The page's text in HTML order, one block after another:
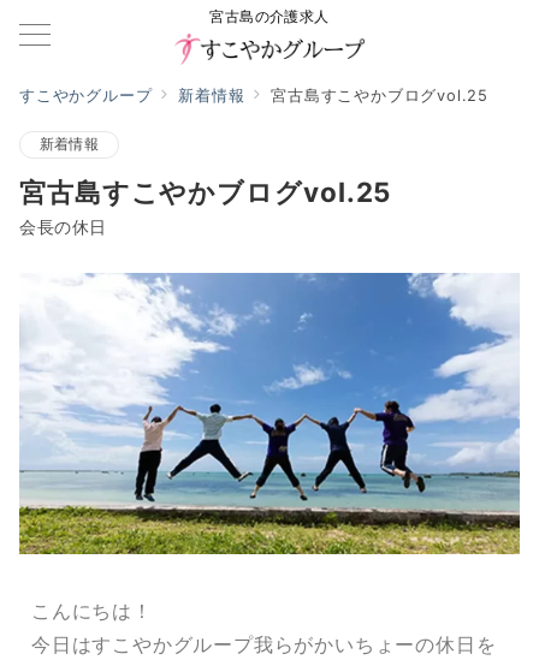
宮古島の介護求人
すこやかグループ 新着情報 宮古島すこやかブログvol.25
新着情報
宮古島すこやかブログvol.25
会長の休日
こんにちは！
今日はすこやかグループ我らがかいちょーの休日を